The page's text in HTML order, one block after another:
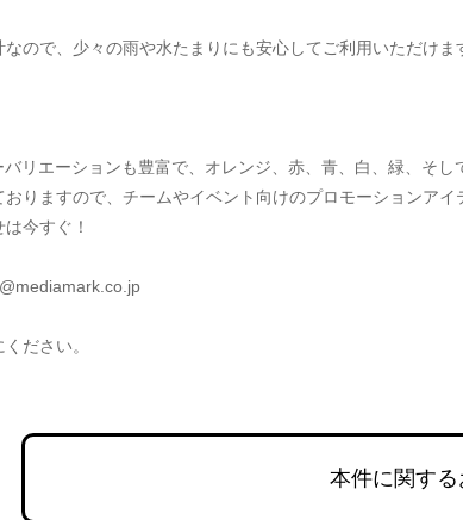
なので、少々の雨や水たまりにも安心してご利用いただけ
バリエーションも豊富で、オレンジ、赤、青、白、緑、そ
おりますので、チームやイベント向けのプロモーションアイ
今すぐ！
ださい。
本件に関す